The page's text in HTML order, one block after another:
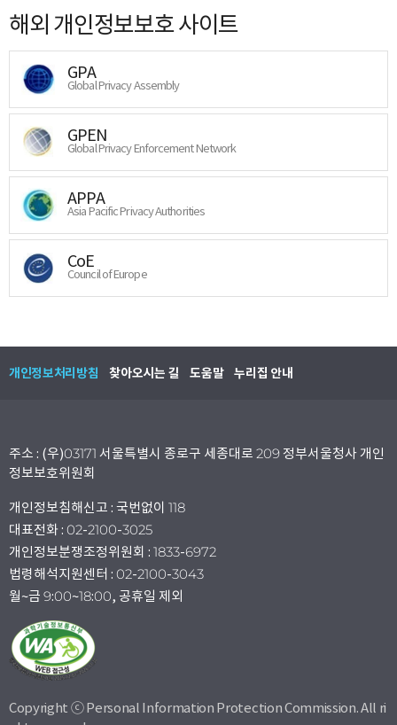
해외 개인정보보호 사이트
GPA
Global Privacy Assembly
GPEN
Global Privacy Enforcement Network
APPA
Asia Pacific Privacy Authorities
CoE
Council of Europe
개인정보처리방침 찾아오시는 길 도움말 누리집 안내
주소 : (우)03171 서울특별시 종로구 세종대로 209 정부서울청사 개인
정보보호위원회
개인정보침해신고 : 국번없이 118
대표전화 : 02-2100-3025
개인정보분쟁조정위원회 : 1833-6972
법령해석지원센터 : 02-2100-3043
월~금 9:00~18:00, 공휴일 제외
Copyright ⓒ Personal Information Protection Commission. All ri